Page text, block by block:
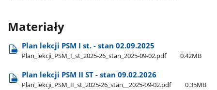
Materiały
Plan lekcji PSM I st. - stan 02.09.2025
Plan​_lekcji​_PSM​_I​_st​_2025-26​_stan​_2025-09-02.pdf 0.42MB
Plan lekcji PSM II ST - stan 09.02.2026
Plan​_lekcji​_PSM​_II​_st​_2025-26​_stan​_​_2025-09-02.pdf 0.35MB